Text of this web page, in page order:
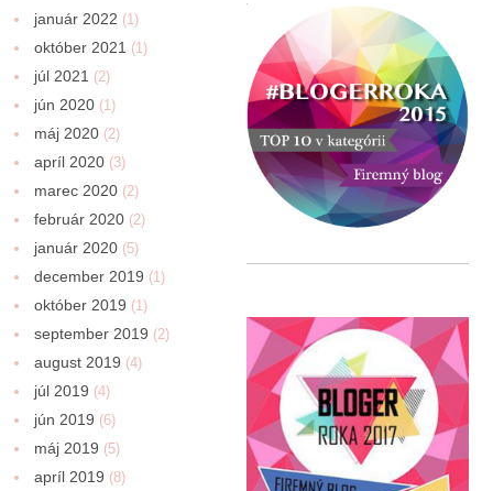
január 2022 (1)
október 2021 (1)
júl 2021 (2)
jún 2020 (1)
máj 2020 (2)
apríl 2020 (3)
marec 2020 (2)
február 2020 (2)
január 2020 (5)
december 2019 (1)
október 2019 (1)
september 2019 (2)
august 2019 (4)
júl 2019 (4)
jún 2019 (6)
máj 2019 (5)
apríl 2019 (8)